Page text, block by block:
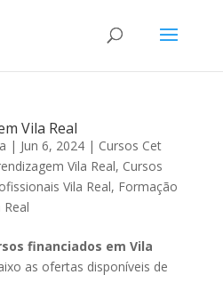
Vila Real
| Jun 6, 2024| Cursos Cet
Vila Real, Cursos
Vila Real, Formação
financiados em Vila
as ofertas disponíveis de